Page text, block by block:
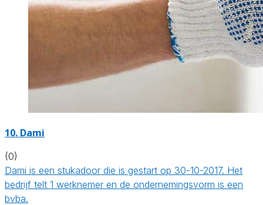
10. Dami
(0)
Dami is een stukadoor die is gestart op 30-10-2017. Het
bedrijf telt 1 werknemer en de ondernemingsvorm is een
bvba.